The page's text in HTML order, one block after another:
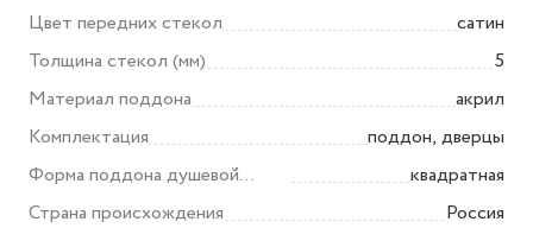
Цвет передних стекол
сатин
Толщина стекол (мм)
5
Материал поддона
акрил
Комплектация
поддон, дверцы
Форма поддона душевой
кабины/ограждения
квадратная
Страна происхождения
Россия